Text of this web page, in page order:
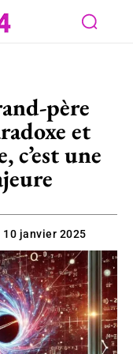
père
et
c’est une
10 janvier 2025